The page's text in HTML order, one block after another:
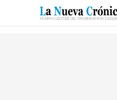
SUCESOS CULTURAS